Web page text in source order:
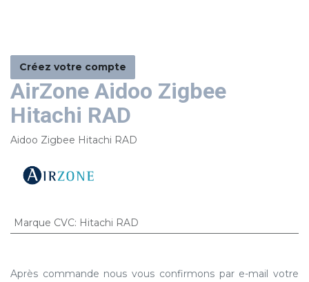
Créez votre compte
AirZone Aidoo Zigbee
Hitachi RAD
Aidoo Zigbee Hitachi RAD
Marque CVC: Hitachi RAD
Après commande nous vous confirmons par e-mail votre